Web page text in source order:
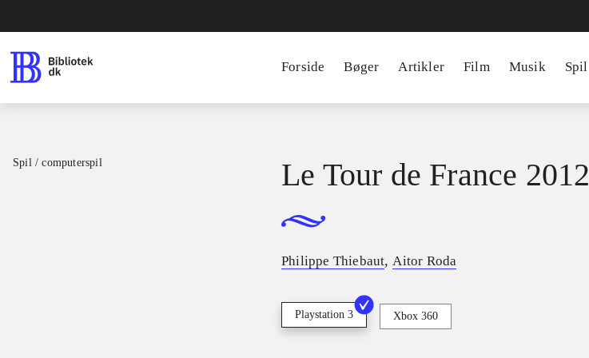
Forside Bøger Artikler Film Musik Spil
Spil / computerspil Le Tour de France 2012
Philippe Thiebaut,Aitor Roda
Playstation 3 Xbox 360